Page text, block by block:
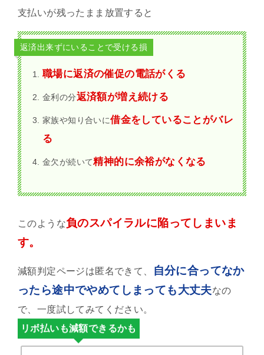
支払いが残ったまま放置すると
返済出来ずにいることで受ける損
職場に返済の催促の電話がくる
金利の分返済額が増え続ける
家族や知り合いに借金をしていることがバレ
る
金欠が続いて精神的に余裕がなくなる
このような負のスパイラルに陥ってしまいま
す。
減額判定ページは匿名できて、
自分に合ってなか
ったら途中でやめてしまっても大丈夫なの
で、一度試してみてください。
リボ払いも減額できるかも